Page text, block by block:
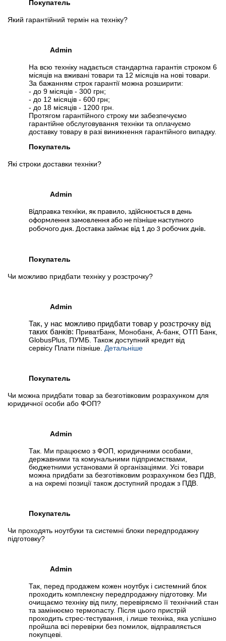
Покупатель
Який гарантійний термін на техніку?
Admin
На всю техніку надається стандартна гарантія строком 6
місяців на вживані товари та 12 місяців на нові товари.
За бажанням строк гарантії можна розширити:
- до 9 місяців - 300 грн;
- до 12 місяців - 600 грн;
- до 18 місяців - 1200 грн.
Протягом гарантійного строку ми забезпечуємо
гарантійне обслуговування техніки та оплачуємо
доставку товару в разі виникнення гарантійного випадку.
Покупатель
Які строки доставки техніки?
Admin
Відправка техніки, як правило, здійснюється в день
оформлення замовлення або не пізніше наступного
робочого дня. Доставка займає від 1 до 3 робочих днів.
Покупатель
Чи можливо придбати техніку у розстрочку?
Admin
Так, у нас можливо придбати товар у розстрочку від
таких банків: ПриватБанк, Монобанк, А-банк, ОТП Банк,
GlobusPlus, ПУМБ. Також доступний кредит від
сервісу Плати пізніше. Детальніше
Покупатель
Чи можна придбати товар за безготівковим розрахунком для
юридичної особи або ФОП?
Admin
Так. Ми працюємо з ФОП, юридичними особами,
державними та комунальними підприємствами,
бюджетними установами й організаціями. Усі товари
можна придбати за безготівковим розрахунком без ПДВ,
а на окремі позиції також доступний продаж з ПДВ.
Покупатель
Чи проходять ноутбуки та системні блоки передпродажну
підготовку?
Admin
Так, перед продажем кожен ноутбук і системний блок
проходить комплексну передпродажну підготовку. Ми
очищаємо техніку від пилу, перевіряємо її технічний стан
та замінюємо термопасту. Після цього пристрій
проходить стрес-тестування, і лише техніка, яка успішно
пройшла всі перевірки без помилок, відправляється
покупцеві.